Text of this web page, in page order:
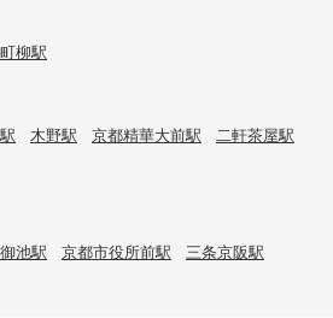
柳駅
木野駅 京都精華大前駅
二軒茶屋駅
池駅 京都市役所前駅
三条京阪駅